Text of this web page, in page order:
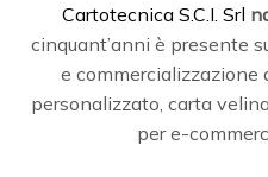
Cartotecnica S.C.I. Srl
cinquant’anni è presente
e
personalizzato, carta
per e-